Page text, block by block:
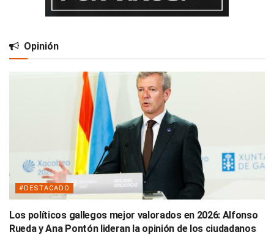
Opinión
#DESTACADO
Los políticos gallegos mejor valorados en 2026: Alfonso
Rueda y Ana Pontón lideran la opinión de los ciudadanos